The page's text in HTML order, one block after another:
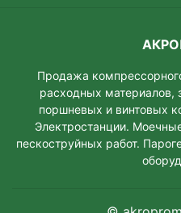
Продажа
расходных материалов,
поршневых и винтовых
Электростанции.
пескоструйных работ.